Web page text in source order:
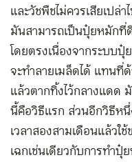
และวัชพืชไม่ควรเสียเป
มันสามารถเป็นปุ๋ยหมักที่
โดยตรงเนื่องจากระบบ
จะทำลายเมล็ดได้ แทนที่
แล้วตากทิ้งไว้กลางแดด
นี้คือวิธีแรก ส่วนอีกวิธีห
เวลาสองสามเดือนแล้วใ
เฉกเช่นเดียวกับการทำปุ๋